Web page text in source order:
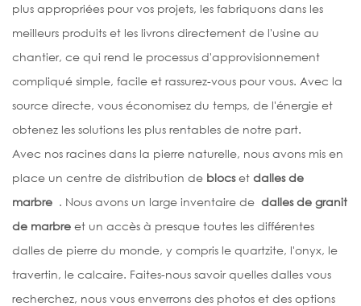
plus appropriées pour vos projets, les fabriquons dans les
meilleurs produits et les livrons directement de l'usine au
chantier, ce qui rend le processus d'approvisionnement
compliqué simple, facile et rassurez-vous pour vous. Avec la
source directe, vous économisez du temps, de l'énergie et
obtenez les solutions les plus rentables de notre part.
Avec nos racines dans la pierre naturelle, nous avons mis en
place un centre de distribution de blocset dallesde
marbre . Nous avons un large inventaire de dallesde granit
de marbre et un accès à presque toutes les différentes
dalles de pierre du monde, y compris le quartzite, l'onyx, le
travertin, le calcaire. Faites-nous savoir quelles dalles vous
recherchez, nous vous enverrons des photos et des options